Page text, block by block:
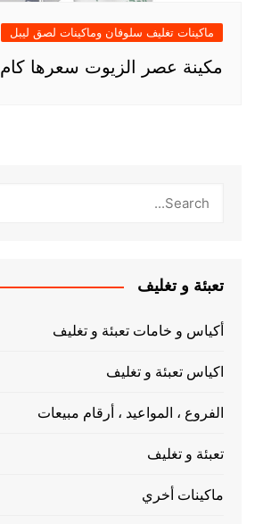
ماكينات تغليف سلوفان وماكينات لصق ليبل
مكينة عصر الزيوت سعرها كام
تعبئة و تغليف
أكياس و خامات تعبئة و تغليف
اكياس تعبئة و تغليف
الفروع ، المواعيد ، أرقام مبيعات
تعبئة و تغليف
ماكينات أخري